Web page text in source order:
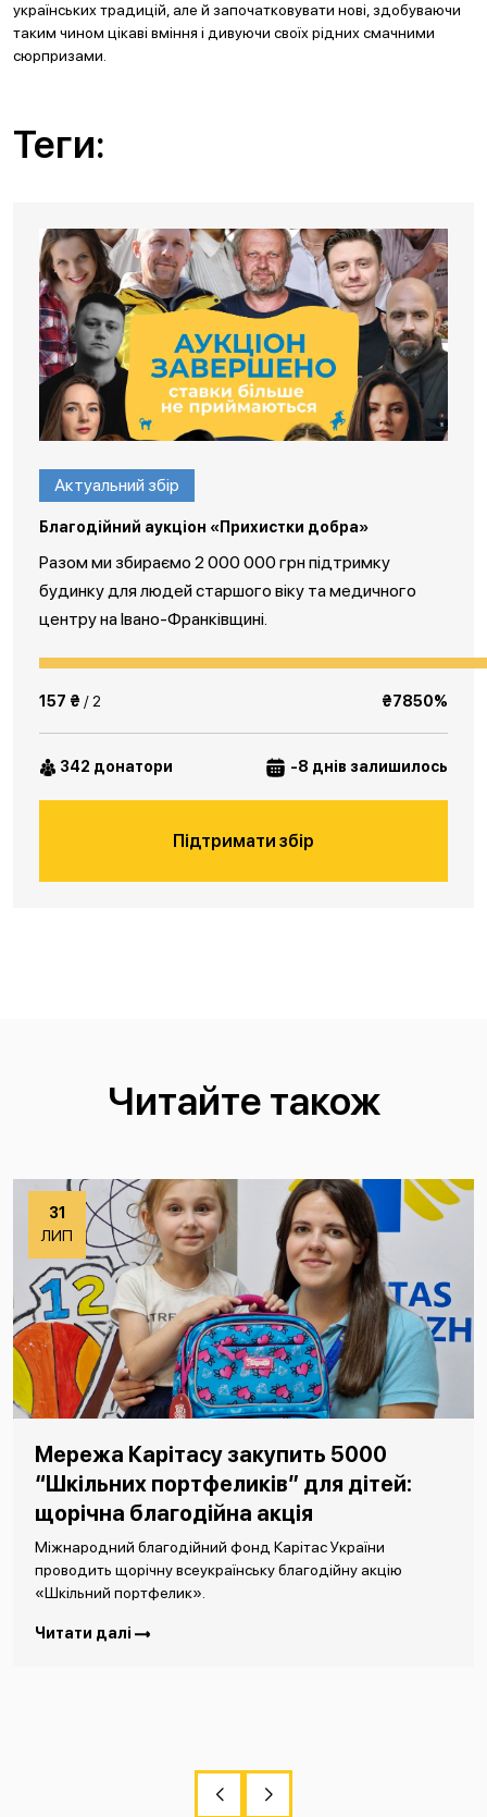
українських традицій, але й започатковувати нові, здобуваючи
таким чином цікаві вміння і дивуючи своїх рідних смачними
сюрпризами.
Теги:
Актуальний збір
Благодійний аукціон «Прихистки добра»
Разом ми збираємо 2 000 000 грн підтримку
будинку для людей старшого віку та медичного
центру на Івано-Франківщині.
157 ₴ / 2 ₴7850%
342 донатори -8 днів залишилось
Підтримати збір
Читайте також
31
ЛИП
Мережа Карітасу закупить 5000
“Шкільних портфеликів” для дітей:
щорічна благодійна акція
Міжнародний благодійний фонд Карітас України
проводить щорічну всеукраїнську благодійну акцію
«Шкільний портфелик».
Читати далі